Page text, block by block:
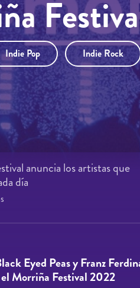
Indie Pop Indie Rock
anuncia los artistas que
día
Eyed Peas y Franz
Morriña Festival 2022